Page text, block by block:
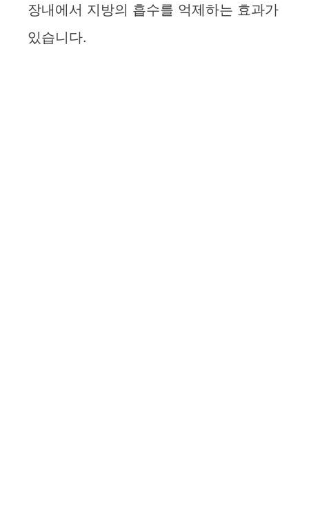
장내에서 지방의 흡수를 억제하는 효과가
있습니다.